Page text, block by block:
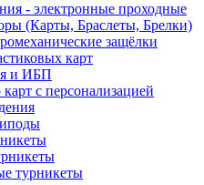
- электронные проходные
(Карты, Браслеты, Брелки)
защёлки
карт
и ИБП
с персонализацией
турникеты